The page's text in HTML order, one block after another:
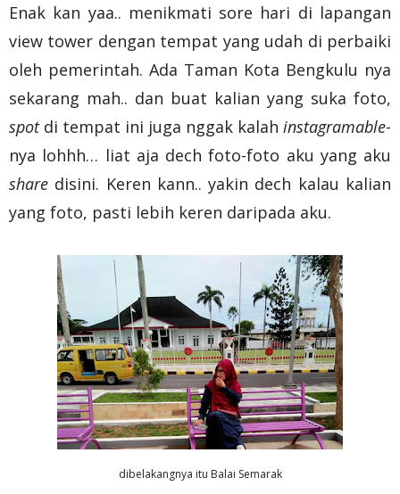
Enak kan yaa.. menikmati sore hari di lapangan
view tower dengan tempat yang udah di perbaiki
oleh pemerintah. Ada Taman Kota Bengkulu nya
sekarang mah.. dan buat kalian yang suka foto,
spotdi tempat ini juga nggak kalah instagramable-
nya lohhh… liat aja dech foto-foto aku yang aku
share disini. Keren kann.. yakin dech kalau kalian
yang foto, pasti lebih keren daripada aku.
dibelakangnya itu Balai Semarak